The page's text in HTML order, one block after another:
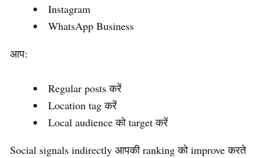
Instagram
WhatsApp Business
आप:
Regular posts करें
Location tag करें
Local audience को target करें
Social signals indirectly आपकी ranking को improve करते